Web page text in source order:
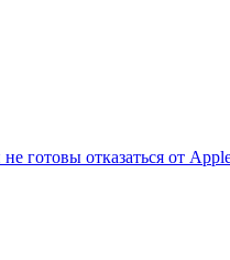
готовы отказаться от